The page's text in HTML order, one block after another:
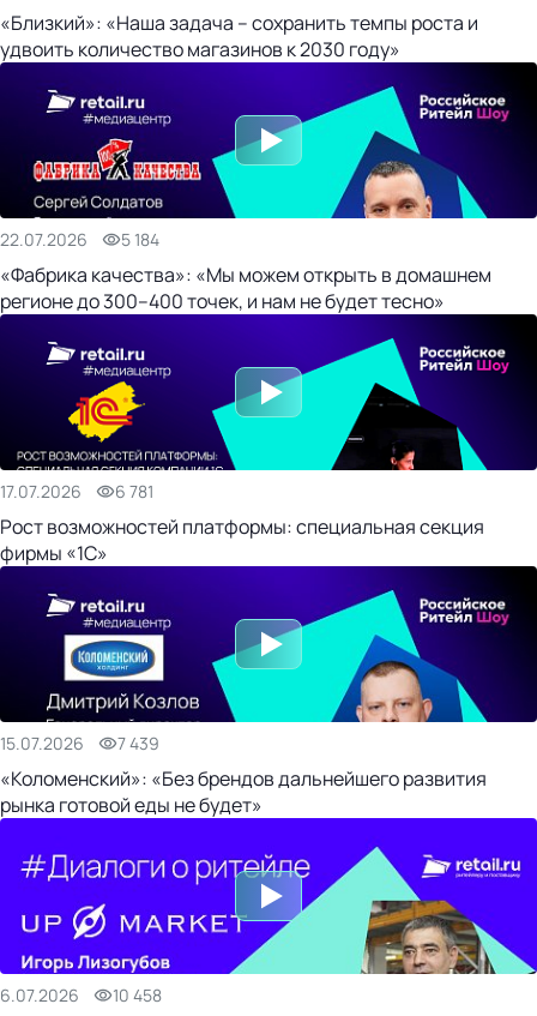
«Близкий»: «Наша задача – сохранить темпы роста и
удвоить количество магазинов к 2030 году»
22.07.2026 5 184
«Фабрика качества»: «Мы можем открыть в домашнем
регионе до 300–400 точек, и нам не будет тесно»
17.07.2026 6 781
Рост возможностей платформы: специальная секция
фирмы «1С»
15.07.2026 7 439
«Коломенский»: «Без брендов дальнейшего развития
рынка готовой еды не будет»
6.07.2026 10 458